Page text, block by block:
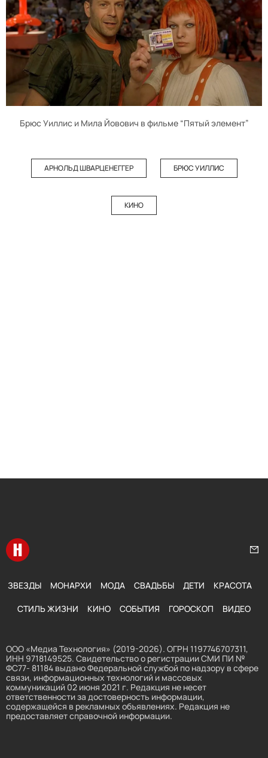
Брюс Уиллис и Мила Йовович в фильме “Пятый элемент”
АРНОЛЬД ШВАРЦЕНЕГГЕР БРЮС УИЛЛИС
КИНО
Перейти на главную
ЗВЕЗДЫ МОНАРХИ МОДА СВАДЬБЫ ДЕТИ КРАСОТА
СТИЛЬ ЖИЗНИ КИНО СОБЫТИЯ ГОРОСКОП ВИДЕО
ООО «Медиа Технология» (2019-2026). ОГРН 1197746707311,
ИНН 9718149525. Свидетельство о регистрации СМИ ПИ №
ФС77- 81184 выдано Федеральной службой по надзору в сфере
связи, информационных технологий и массовых
коммуникаций 02 июня 2021 г. Редакция не несет
ответственности за достоверность информации,
содержащейся в рекламных объявлениях. Редакция не
предоставляет справочной информации.